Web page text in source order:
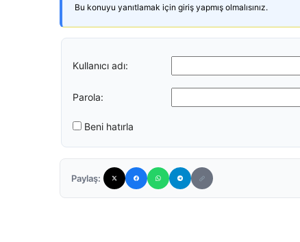
Bu konuyu yanıtlamak için giriş yapmış olmalısınız.
Kullanıcı adı:
Parola:
Beni hatırla
Paylaş: